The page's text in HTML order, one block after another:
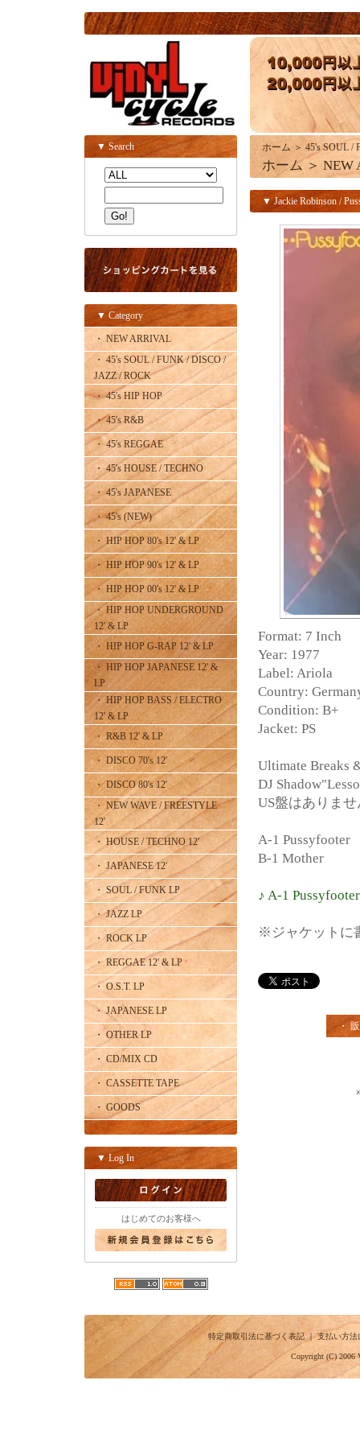
▼ Search
▼ Category
・ NEW ARRIVAL
・ 45's SOUL / FUNK / DISCO /
JAZZ / ROCK
・ 45's HIP HOP
・ 45's R&B
・ 45's REGGAE
・ 45's HOUSE / TECHNO
・ 45's JAPANESE
・ 45's (NEW)
・ HIP HOP 80's 12' & LP
・ HIP HOP 90's 12' & LP
・ HIP HOP 00's 12' & LP
・ HIP HOP UNDERGROUND
12' & LP
・ HIP HOP G-RAP 12' & LP
・ HIP HOP JAPANESE 12' &
LP
・ HIP HOP BASS / ELECTRO
12' & LP
・ R&B 12' & LP
・ DISCO 70's 12'
・ DISCO 80's 12'
・ NEW WAVE / FREESTYLE
12'
・ HOUSE / TECHNO 12'
・ JAPANESE 12'
・ SOUL / FUNK LP
・ JAZZ LP
・ ROCK LP
・ REGGAE 12' & LP
・ O.S.T. LP
・ JAPANESE LP
・ OTHER LP
・ CD/MIX CD
・ CASSETTE TAPE
・ GOODS
▼ Log In
はじめてのお客様へ
ホーム ＞ 45's SOUL /
ホーム ＞ NEW
▼ Jackie Robinson /
Format: 7 Inch
Year: 1977
Label: Ariola
Country:
Condition: B+
Jacket: PS
Ultimate Breaks
DJ
US盤はありま
A-1 Pussyfooter
B-1 Mother
♪ A-1 Pussyfooter
※ジャケットに
・
特定商取引法に基づく表記｜支払い方法
Copyright (C) 2006